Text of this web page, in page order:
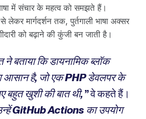
में संचार के महत्व को समझते हैं।
लेकर मार्गदर्शन तक, पुर्तगाली भाषा अक्सर
को बढ़ाने की कुंजी बन जाती है।
ने बताया कि डायनामिक ब्लॉक
आसान है, जो एक PHP डेवलपर के
बहुत खुशी की बात थी,” वे कहते हैं।
GitHub Actions का उपयोग